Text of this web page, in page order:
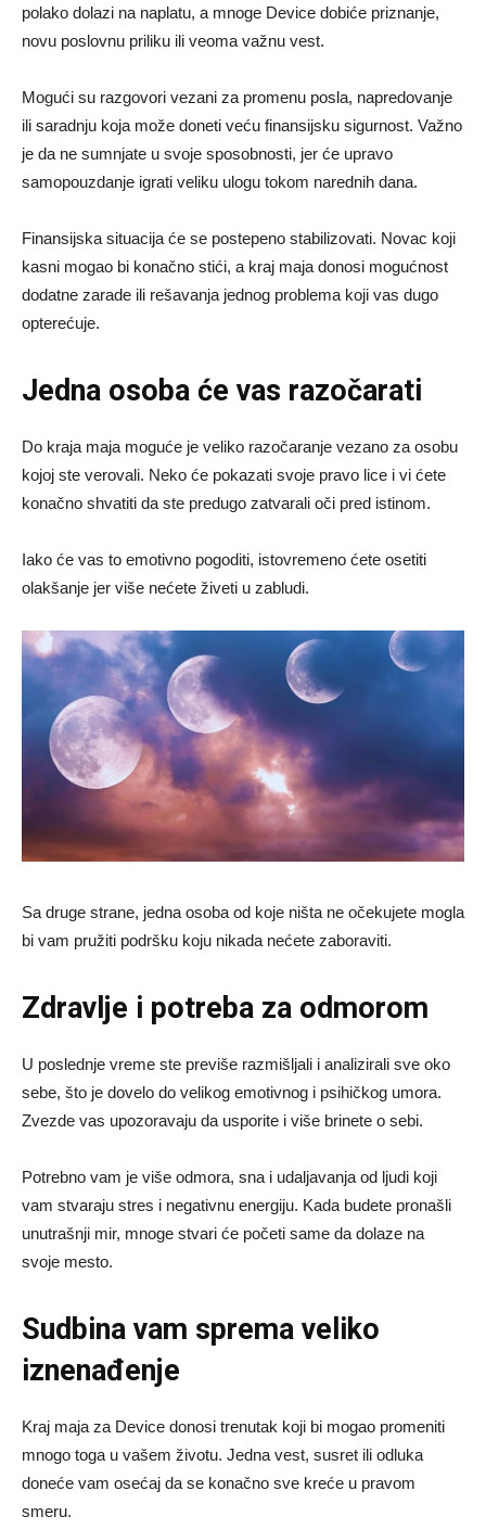
polako dolazi na naplatu, a mnoge Device dobiće priznanje,
novu poslovnu priliku ili veoma važnu vest.
Mogući su razgovori vezani za promenu posla, napredovanje
ili saradnju koja može doneti veću finansijsku sigurnost. Važno
je da ne sumnjate u svoje sposobnosti, jer će upravo
samopouzdanje igrati veliku ulogu tokom narednih dana.
Finansijska situacija će se postepeno stabilizovati. Novac koji
kasni mogao bi konačno stići, a kraj maja donosi mogućnost
dodatne zarade ili rešavanja jednog problema koji vas dugo
opterećuje.
Jedna osoba će vas razočarati
Do kraja maja moguće je veliko razočaranje vezano za osobu
kojoj ste verovali. Neko će pokazati svoje pravo lice i vi ćete
konačno shvatiti da ste predugo zatvarali oči pred istinom.
Iako će vas to emotivno pogoditi, istovremeno ćete osetiti
olakšanje jer više nećete živeti u zabludi.
Sa druge strane, jedna osoba od koje ništa ne očekujete mogla
bi vam pružiti podršku koju nikada nećete zaboraviti.
Zdravlje i potreba za odmorom
U poslednje vreme ste previše razmišljali i analizirali sve oko
sebe, što je dovelo do velikog emotivnog i psihičkog umora.
Zvezde vas upozoravaju da usporite i više brinete o sebi.
Potrebno vam je više odmora, sna i udaljavanja od ljudi koji
vam stvaraju stres i negativnu energiju. Kada budete pronašli
unutrašnji mir, mnoge stvari će početi same da dolaze na
svoje mesto.
Sudbina vam sprema veliko
iznenađenje
Kraj maja za Device donosi trenutak koji bi mogao promeniti
mnogo toga u vašem životu. Jedna vest, susret ili odluka
doneće vam osećaj da se konačno sve kreće u pravom
smeru.